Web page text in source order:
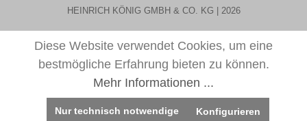
HEINRICH KÖNIG GMBH & CO. KG | 2026
Diese Website verwendet Cookies, um eine
bestmögliche Erfahrung bieten zu können.
Mehr Informationen ...
Nur technisch notwendige Konfigurieren